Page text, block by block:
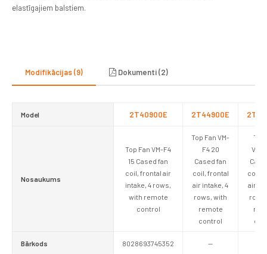
elastīgajiem balstiem.
Modifikācijas (9) Dokumenti (2)
Model 2T40900E 2T44900E
Nosaukums
Top Fan VM-F4
15 Cased fan
coil, frontal air
intake, 4 rows,
with remote
control
Top Fan VM-
F4 20
Cased fan
coil, frontal
air intake, 4
rows, with
remote
control
Top
VM-
coil,
air
Bārkods 8028693745352 —